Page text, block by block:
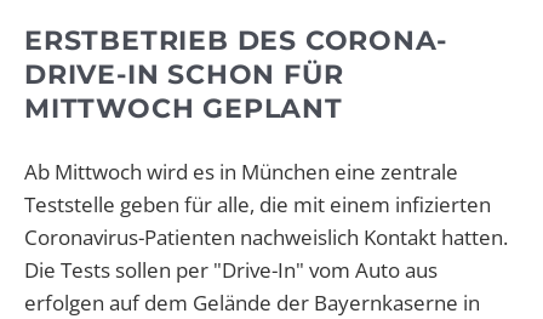
ERSTBETRIEB DES CORONA-
DRIVE-IN SCHON FÜR
MITTWOCH GEPLANT
Ab Mittwoch wird es in München eine zentrale
Teststelle geben für alle, die mit einem infizierten
Coronavirus-Patienten nachweislich Kontakt hatten.
Die Tests sollen per "Drive-In" vom Auto aus
erfolgen auf dem Gelände der Bayernkaserne in